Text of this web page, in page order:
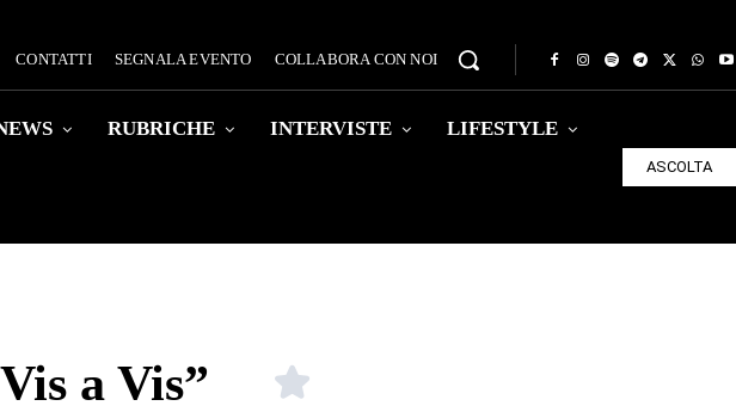
CONTATTI SEGNALA EVENTO COLLABORA CON NOI
RUBRICHE INTERVISTE LIFESTYLE
ASCOLTA
a Vis”